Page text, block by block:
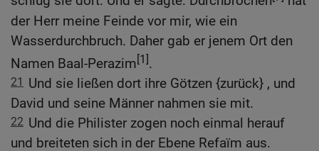
der Herr meine Feinde vor mir, wie ein
Wasserdurchbruch. Daher gab er jenem Ort den
Namen Baal-Perazim[1].
21 Und sie ließen dort ihre Götzen {zurück} , und
David und seine Männer nahmen sie mit.
22 Und die Philister zogen noch einmal herauf
und breiteten sich in der Ebene Refaïm aus.